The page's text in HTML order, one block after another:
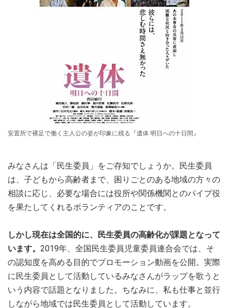
安置所で裸足で働く主人公の姿が印象に残る『遺体 明日への十日間』
みなさんは「民生委員」をご存知でしょうか。民生委員
は、子どもから高齢者まで、困りごとのある地域の方々の
相談に応じ、必要な場合には役所や関係機関とのパイプ役
を果たしてくれるボランティアのことです。
しかし現在は全国的に、民生委員の高齢化が課題となって
います。 2019年、全国民生委員児童委員連合会では、そ
の認知度を高める目的でプロモーション動画を公開。実際
に民生委員として活動しているみなさんがラップを歌うと
いう内容で話題となりました。ちなみに、私も仕事と並行
しながら地域では民生委員として活動しています。